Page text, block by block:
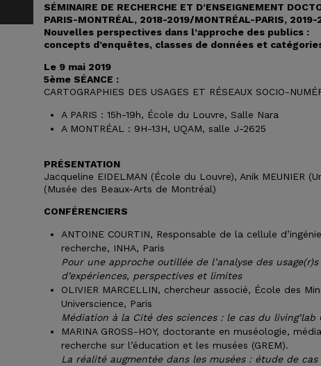
SÉMINAIRE DE RECHERCHE ET D’ENSEIGNEMENT
PARIS-MONTRÉAL, 2018-2019/MONTRÉAL-PARIS, 2019-
Nouvelles perspectives dans l’approche des publics :
concepts d’enquêtes, classes de données et
Le 9 mai 2019
5ème SÉANCE :
CARTOGRAPHIES DES USAGES ET RÉSEAUX SOCIO-
A PARIS : 15h-19h, École du Louvre, Salle Nara
A MONTRÉAL : 9H-13H, UQAM, salle J-2625
PRÉSENTATION
Jacqueline EIDELMAN (École du Louvre), Anik MEUNIER
(Musée des Beaux-Arts de Montréal)
CONFÉRENCIERS
ANTOINE COURTIN, Responsable de la cellule
recherche, INHA, Paris
Pour une approche outillée de l’analyse des
d’expériences, perspectives et limites
OLIVIER MARCELLIN, chercheur associé, École des
Universcience, Paris
Médiation à la Cité des sciences : le cas du
MARINA GROSS-HOY, doctorante en muséologie,
recherche sur l’éducation et les musées (GREM).
La réalité augmentée dans les musées : étude de